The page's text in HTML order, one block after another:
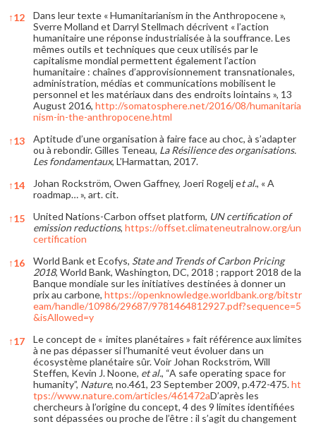
↑12
Dans leur texte « Humanitarianism in the Anthropocene »,
Sverre Molland et Darryl Stellmach décrivent « l’action
humanitaire une réponse industrialisée à la souffrance. Les
mêmes outils et techniques que ceux utilisés par le
capitalisme mondial permettent également l’action
humanitaire : chaînes d’approvisionnement transnationales,
administration, médias et communications mobilisent le
personnel et les matériaux dans des endroits lointains », 13
August 2016, http://somatosphere.net/2016/08/humanitaria
nism-in-the-anthropocene.html
↑13
Aptitude d’une organisation à faire face au choc, à s’adapter
ou à rebondir. Gilles Teneau, La Résilience des organisations.
Les fondamentaux, L’Harmattan, 2017.
↑14 Johan Rockström, Owen Gaffney, Joeri Rogelj et al., « A
roadmap… », art. cit.
↑15 United Nations-Carbon offset platform, UN certification of
emission reductions, https://offset.climateneutralnow.org/un
certification
↑16 World Bank et Ecofys, State and Trends of Carbon Pricing
2018, World Bank, Washington, DC, 2018 ; rapport 2018 de la
Banque mondiale sur les initiatives destinées à donner un
prix au carbone, https://openknowledge.worldbank.org/bitstr
eam/handle/10986/29687/9781464812927.pdf?sequence=5
&isAllowed=y
↑17
Le concept de « imites planétaires » fait référence aux limites
à ne pas dépasser si l’humanité veut évoluer dans un
écosystème planétaire sûr. Voir Johan Rockström, Will
Steffen, Kevin J. Noone, et al., “A safe operating space for
humanity”, Nature, no.461, 23 September 2009, p.472-475.ht
tps://www.nature.com/articles/461472aD’après les
chercheurs à l’origine du concept, 4 des 9 limites identifiées
sont dépassées ou proche de l’être : il s’agit du changement